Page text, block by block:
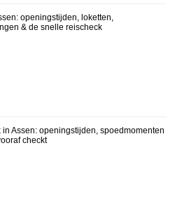
openingstijden, loketten,
& de snelle reischeck
in Assen: openingstijden, spoedmomenten
checkt